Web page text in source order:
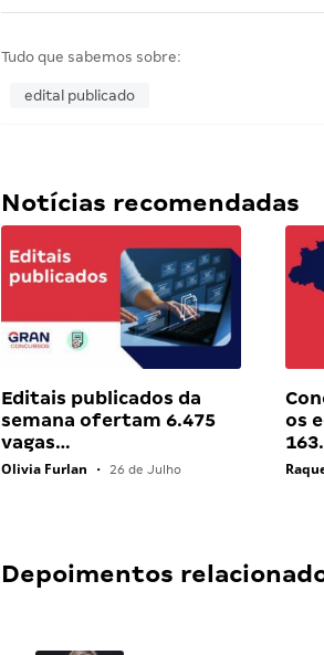
Tudo que sabemos sobre:
edital publicado
Notícias recomendadas
Editais publicados da
semana ofertam 6.475
vagas…
Olivia Furlan • 26 de Julho
os
Depoimentos